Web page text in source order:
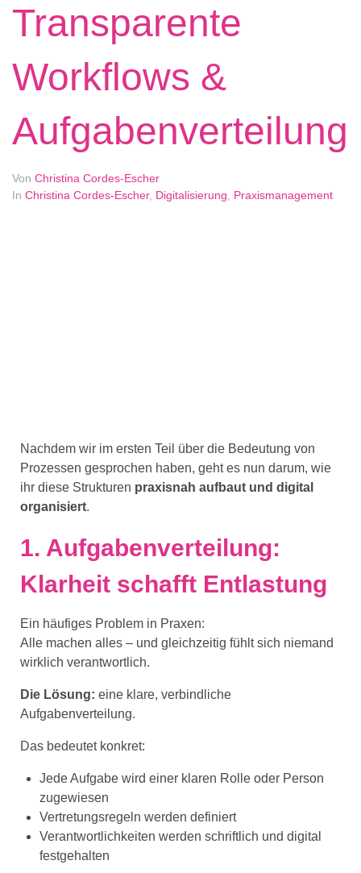
Transparente
Workflows &
Aufgabenverteilung
Von Christina Cordes-Escher
In Christina Cordes-Escher, Digitalisierung Praxismanagement
Nachdem wir im ersten Teil über die Bedeutung von
Prozessen gesprochen haben, geht es nun darum, wie
ihr diese Strukturen praxisnah aufbaut und digital
organisiert.
1. Aufgabenverteilung:
Klarheit schafft Entlastung
Ein häufiges Problem in Praxen:
Alle machen alles – und gleichzeitig fühlt sich niemand
wirklich verantwortlich.
Die Lösung: eine klare, verbindliche
Aufgabenverteilung.
Das bedeutet konkret:
Jede Aufgabe wird einer klaren Rolle oder Person
zugewiesen
Vertretungsregeln werden definiert
Verantwortlichkeiten werden schriftlich und digital
festgehalten